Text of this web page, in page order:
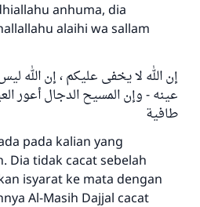
anhuma, dia
alaihi wa sallam
إن الله لا يخفى عليكم ، إن الله
عينه - وإن المسيح الدجال أعور
طافية
pada kalian yang
Dia tidak cacat sebelah
isyarat ke mata dengan
Al-Masih Dajjal cacat